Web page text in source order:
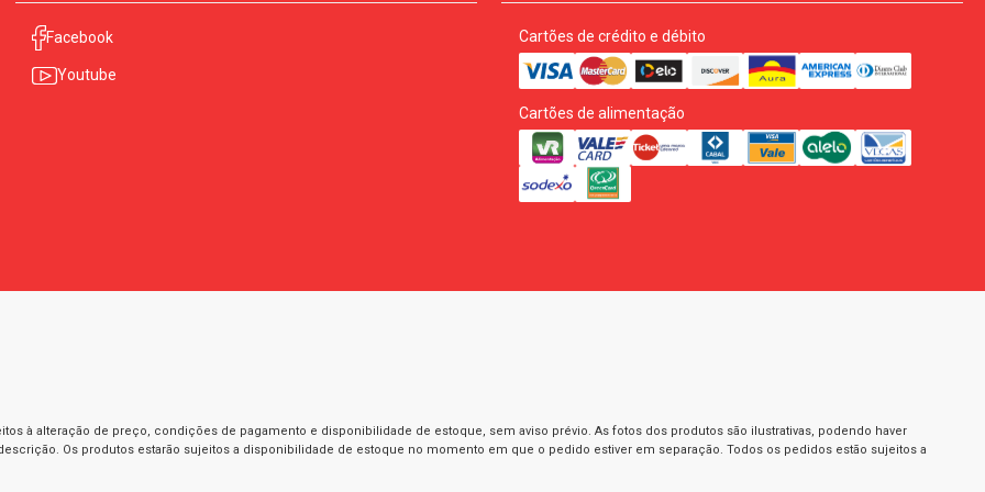
Facebook
Youtube
Cartões de crédito e débito
Cartões de alimentação
à alteração de preço, condições de pagamento e disponibilidade de estoque, sem aviso prévio. As fotos dos produtos são ilustrativas, podendo haver
Os produtos estarão sujeitos a disponibilidade de estoque no momento em que o pedido estiver em separação. Todos os pedidos estão sujeitos a